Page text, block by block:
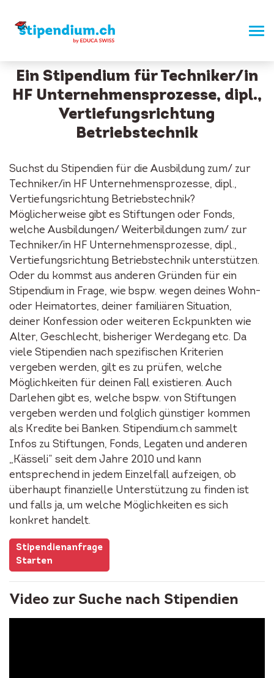
Ein Stipendium für Techniker/in
HF Unternehmensprozesse, dipl.,
Vertiefungsrichtung
Betriebstechnik
Suchst du Stipendien für die Ausbildung zum/ zur
Techniker/in HF Unternehmensprozesse, dipl.,
Vertiefungsrichtung Betriebstechnik?
Möglicherweise gibt es Stiftungen oder Fonds,
welche Ausbildungen/ Weiterbildungen zum/ zur
Techniker/in HF Unternehmensprozesse, dipl.,
Vertiefungsrichtung Betriebstechnik unterstützen.
Oder du kommst aus anderen Gründen für ein
Stipendium in Frage, wie bspw. wegen deines Wohn-
oder Heimatortes, deiner familiären Situation,
deiner Konfession oder weiteren Eckpunkten wie
Alter, Geschlecht, bisheriger Werdegang etc. Da
viele Stipendien nach spezifischen Kriterien
vergeben werden, gilt es zu prüfen, welche
Möglichkeiten für deinen Fall existieren. Auch
Darlehen gibt es, welche bspw. von Stiftungen
vergeben werden und folglich günstiger kommen
als Kredite bei Banken. Stipendium.ch sammelt
Infos zu Stiftungen, Fonds, Legaten und anderen
„Kässeli“ seit dem Jahre 2010 und kann
entsprechend in jedem Einzelfall aufzeigen, ob
überhaupt finanzielle Unterstützung zu finden ist
und falls ja, um welche Möglichkeiten es sich
konkret handelt.
Stipendienanfrage
Starten
Video zur Suche nach Stipendien